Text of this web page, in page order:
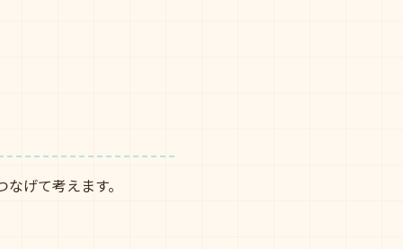
げて考えます。